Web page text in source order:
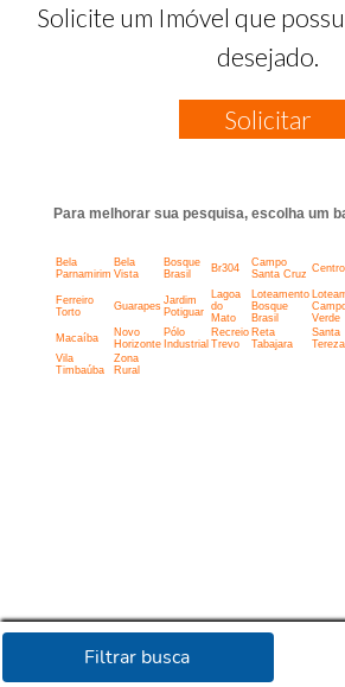
Filtrar busca
Solicite um Imóvel que
desejado.
Solicitar
Para melhorar sua pesquisa, escolha um
Bela
Parnamirim
Bela
Vista
Bosque
Brasil
Br304
Campo
Santa Cruz Centro
Ferreiro
Torto
Guarapes Jardim
Potiguar
Lagoa
do
Mato
Loteamento
Bosque
Brasil
Verde
Macaíba
Novo
Horizonte
Pólo
Industrial
Recreio
Trevo
Reta
Tabajara
Santa
Tereza
Vila
Timbaúba
Zona
Rural